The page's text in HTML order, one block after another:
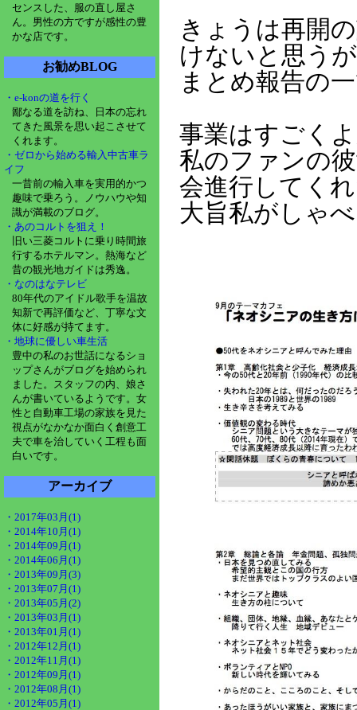
センスした、服の直し屋さ
ん。男性の方ですが感性の豊
かな店です。
お勧めBLOG
・e-konの道を行く
鄙なる道を訪ね、日本の忘れ
てきた風景を思い起こさせて
くれます。
・ゼロから始める輸入中古車ラ
イフ
一昔前の輸入車を実用的かつ
趣味で乗ろう。ノウハウや知
識が満載のブログ。
・あのコルトを狙え！
旧い三菱コルトに乗り時間旅
行するホテルマン。熱海など
昔の観光地ガイドは秀逸。
・なのはなテレビ
80年代のアイドル歌手を温故
知新で再評価など、丁寧な文
体に好感が持てます。
・地球に優しい車生活
豊中の私のお世話になるショ
ップさんがブログを始められ
ました。スタッフの内、娘さ
んが書いているようです。女
性と自動車工場の家族を見た
視点がなかなか面白く創意工
夫で車を治していく工程も面
白いです。
アーカイブ
・2017年03月(1)
・2014年10月(1)
・2014年09月(1)
・2014年06月(1)
・2013年09月(3)
・2013年07月(1)
・2013年05月(2)
・2013年03月(1)
・2013年01月(1)
・2012年12月(1)
・2012年11月(1)
・2012年09月(1)
・2012年08月(1)
・2012年05月(1)
きょうは再開
けないと思う
まとめ報告の
事業はすごく
私のファンの
会進行してく
大旨私がしゃ